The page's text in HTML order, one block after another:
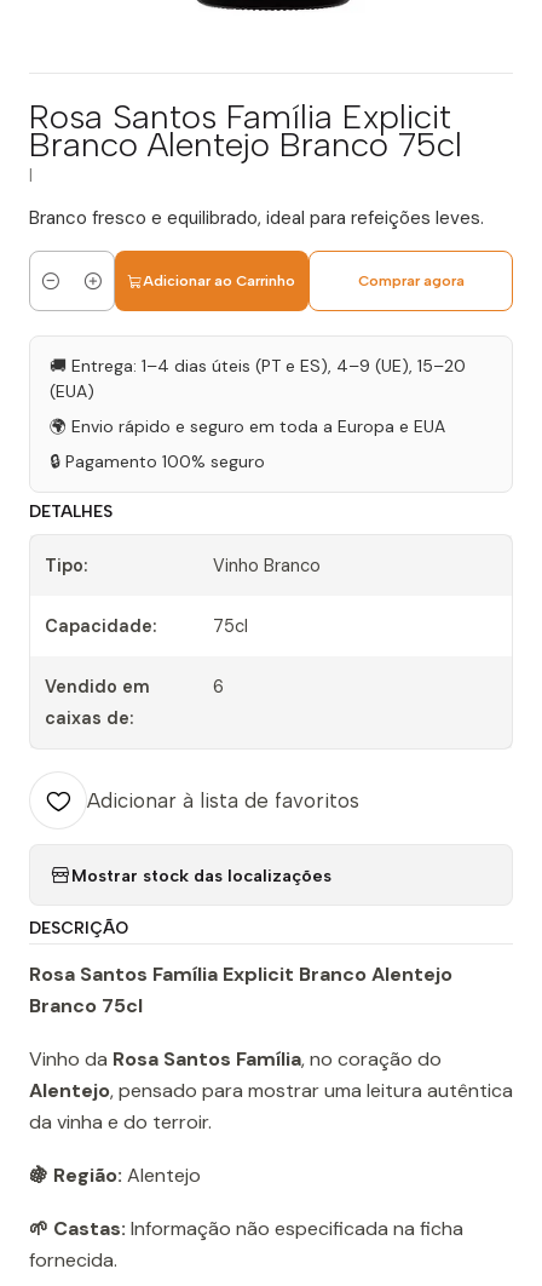
Rosa Santos Família Explicit
Branco Alentejo Branco 75cl
Branco fresco e equilibrado, ideal para refeições leves.
Quantidade
Adicionar ao Carrinho Comprar agora
🚚 Entrega: 1–4 dias úteis (PT e ES), 4–9 (UE), 15–20
(EUA)
🌍 Envio rápido e seguro em toda a Europa e EUA
🔒 Pagamento 100% seguro
DETALHES
Tipo: Vinho Branco
Capacidade: 75cl
Vendido em
caixas de:
6
Adicionar à lista de favoritos
Mostrar stock das localizações
DESCRIÇÃO
Rosa Santos Família Explicit Branco Alentejo
Branco 75cl
Vinho da Rosa Santos Família, no coração do
Alentejo, pensado para mostrar uma leitura autêntica
da vinha e do terroir.
🍇 Região: Alentejo
🌱 Castas: Informação não especificada na ficha
fornecida.